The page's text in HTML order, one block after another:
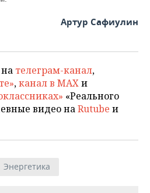
Артур Сафиулин
телеграм-канал,
,канал в MAXи
«Реального
видео наRutube и
Энергетика